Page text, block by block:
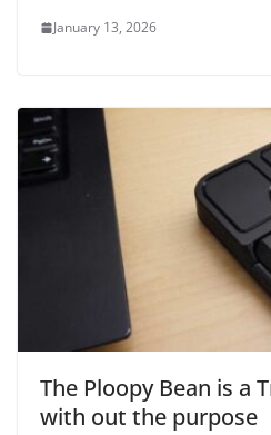
January 13, 2026
The Ploopy Bean is a
with out the purpose